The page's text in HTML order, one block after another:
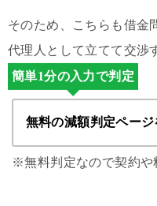
そのため、こちらも借金
代理人として立てて交渉
簡単1分の入力で判定
無料の減額判定ペー
※無料判定なので契約や